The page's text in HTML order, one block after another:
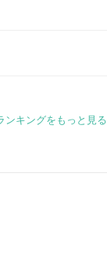
ンキングをもっと見る